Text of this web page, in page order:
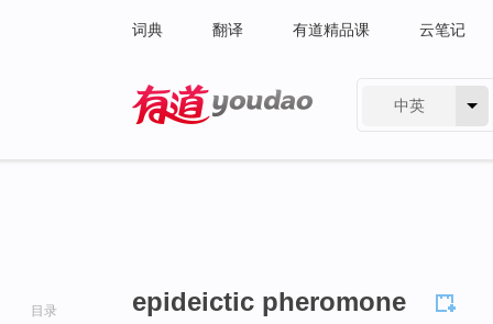
词典 翻译 有道精品课 云笔记
中英
目录 epideictic pheromone